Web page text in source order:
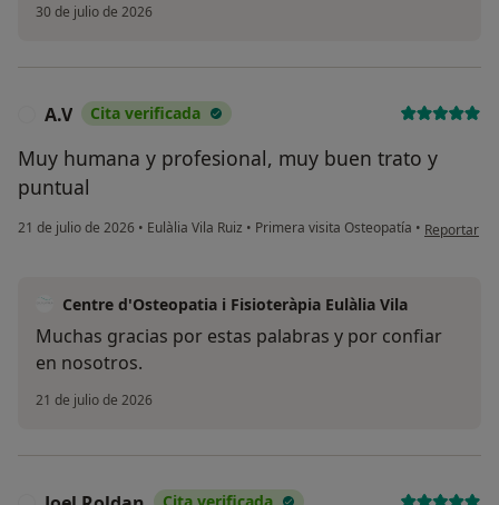
30 de julio de 2026
A.V Cita verificada
Muy humana y profesional, muy buen trato y
puntual
21 de julio de 2026 • Eulàlia Vila Ruiz • Primera visita Osteopatía • en opinión
Reportar
Centre d'Osteopatia i Fisioteràpia Eulàlia Vila
Muchas gracias por estas palabras y por confiar
en nosotros.
21 de julio de 2026
Cita verificada